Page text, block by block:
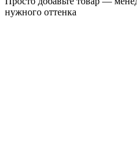
нужного оттенка